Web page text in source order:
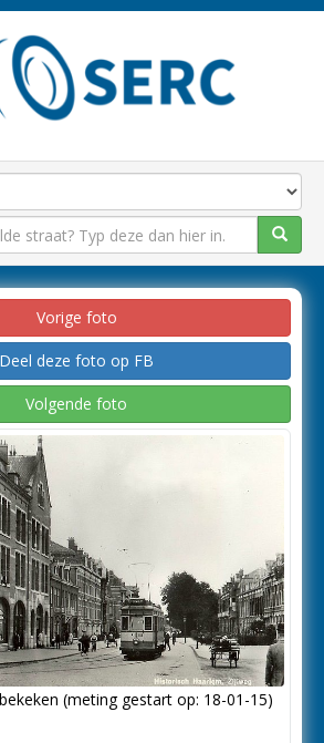
Vorige foto
Deel deze foto op FB
Volgende foto
(meting gestart op: 18-01-15)